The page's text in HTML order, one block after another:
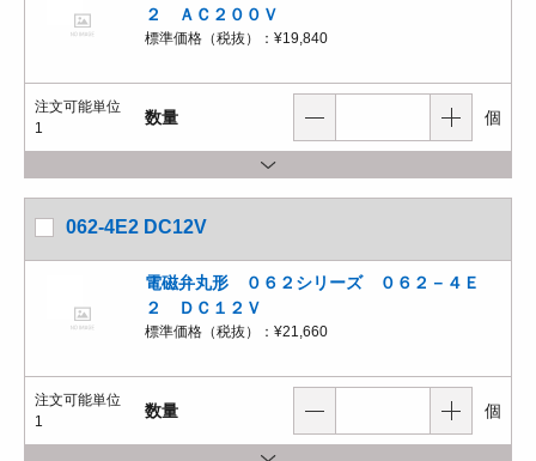
２ ＡＣ２００Ｖ
標準価格（税抜）： ¥19,840
注文可能単位
1
数量 個
062-4E2 DC12V
電磁弁丸形 ０６２シリーズ ０６２－４Ｅ
２ ＤＣ１２Ｖ
標準価格（税抜）： ¥21,660
注文可能単位
1
数量 個